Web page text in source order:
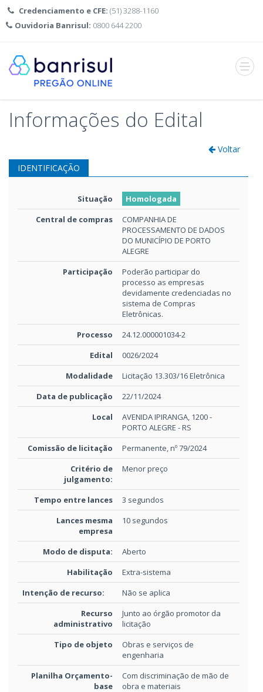
Credenciamento e CFE: (51) 3288-1160
Ouvidoria Banrisul: 0800 644 2200
Abrir
menu
Informações do Edital
Voltar
IDENTIFICAÇÃO
Situação
Homologada
Central de compras
COMPANHIA DE
PROCESSAMENTO DE DADOS
DO MUNICÍPIO DE PORTO
ALEGRE
Participação
Poderão participar do
processo as empresas
devidamente credenciadas no
sistema de Compras
Eletrônicas.
Processo
24.12.000001034-2
Edital
0026/2024
Modalidade
Licitação 13.303/16 Eletrônica
Data de publicação
22/11/2024
Local
AVENIDA IPIRANGA, 1200 -
PORTO ALEGRE - RS
Comissão de licitação
Permanente, nº 79/2024
Critério de
julgamento:
Menor preço
Tempo entre lances
3 segundos
Lances mesma
empresa
10 segundos
Modo de disputa:
Aberto
Habilitação
Extra-sistema
Intenção de recurso:
Não se aplica
Recurso
administrativo
Junto ao órgão promotor da
licitação
Tipo de objeto
Obras e serviços de
engenharia
Planilha Orçamento-
base
Com discriminação de mão de
obra e materiais